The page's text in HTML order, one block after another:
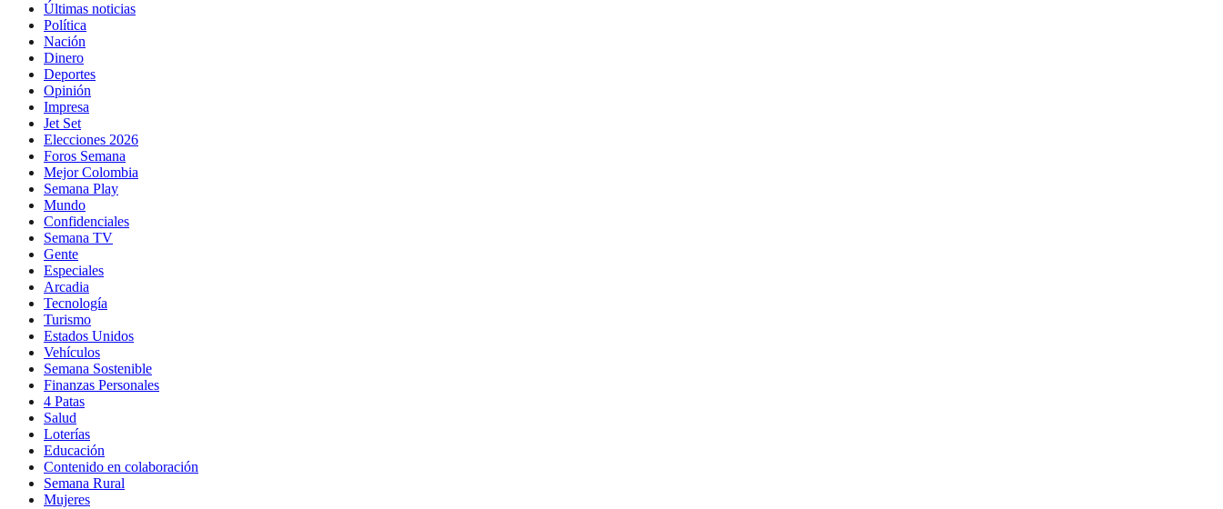
Últimas noticias
Política
Nación
Dinero
Deportes
Opinión
Impresa
Jet Set
Elecciones 2026
Foros Semana
Mejor Colombia
Semana Play
Mundo
Confidenciales
Semana TV
Gente
Especiales
Arcadia
Tecnología
Turismo
Estados Unidos
Vehículos
Semana Sostenible
Finanzas Personales
4 Patas
Salud
Loterías
Educación
Contenido en colaboración
Semana Rural
Mujeres